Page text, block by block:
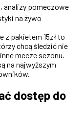
analizy pomeczowe
na żywo
z pakietem 15zł to
chcą śledzić nie
mecze sezonu.
na najwyższym
dostęp do